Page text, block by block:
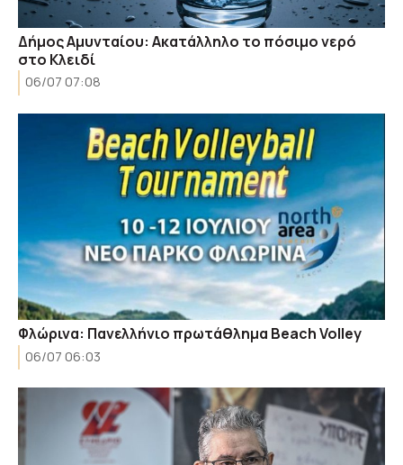
Δήμος Αμυνταίου: Ακατάλληλο το πόσιμο νερό
στο Κλειδί
06/07 07:08
Φλώρινα: Πανελλήνιο πρωτάθλημα Beach Volley
06/07 06:03